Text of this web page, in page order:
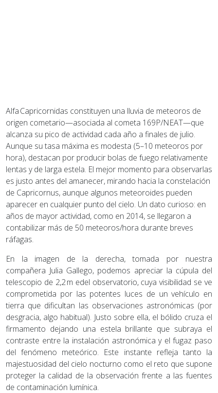
Alfa Capricornidas constituyen una lluvia de meteoros de
origen cometario—asociada al cometa 169P/NEAT—que
alcanza su pico de actividad cada año a finales de julio.
Aunque su tasa máxima es modesta (5–10 meteoros por
hora), destacan por producir bolas de fuego relativamente
lentas y de larga estela. El mejor momento para observarlas
es justo antes del amanecer, mirando hacia la constelación
de Capricornus, aunque algunos meteoroides pueden
aparecer en cualquier punto del cielo. Un dato curioso: en
años de mayor actividad, como en 2014, se llegaron a
contabilizar más de 50 meteoros/hora durante breves
ráfagas.
En la imagen de la derecha, tomada por nuestra
compañera Julia Gallego, podemos apreciar la cúpula del
telescopio de 2,2 m edel observatorio, cuya visibilidad se ve
comprometida por las potentes luces de un vehículo en
tierra que dificultan las observaciones astronómicas (por
desgracia, algo habitual). Justo sobre ella, el bólido cruza el
firmamento dejando una estela brillante que subraya el
contraste entre la instalación astronómica y el fugaz paso
del fenómeno meteórico. Este instante refleja tanto la
majestuosidad del cielo nocturno como el reto que supone
proteger la calidad de la observación frente a las fuentes
de contaminación lumínica.